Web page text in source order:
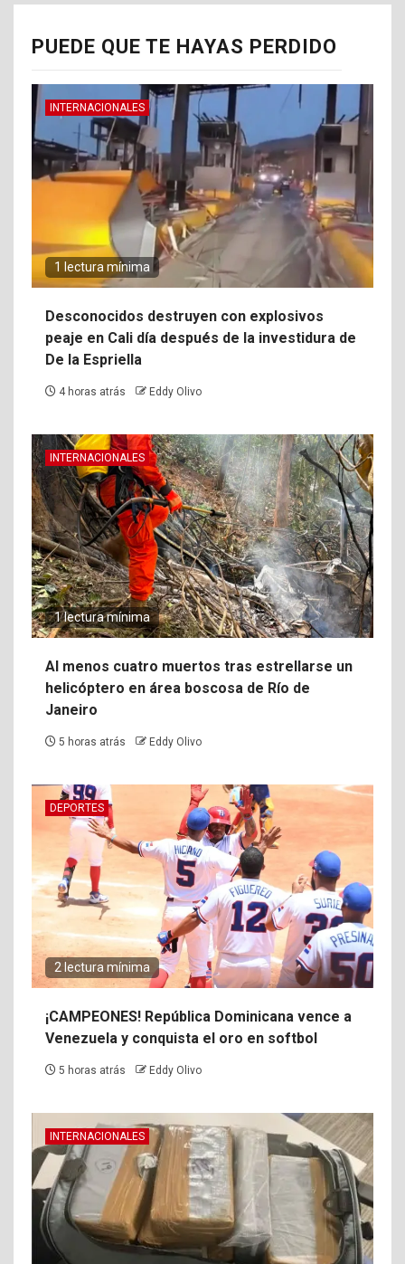
PUEDE QUE TE HAYAS PERDIDO
INTERNACIONALES
1 lectura mínima
Desconocidos destruyen con explosivos
peaje en Cali día después de la investidura de
De la Espriella
4 horas atrás Eddy Olivo
INTERNACIONALES
1 lectura mínima
Al menos cuatro muertos tras estrellarse un
helicóptero en área boscosa de Río de
Janeiro
5 horas atrás Eddy Olivo
DEPORTES
2 lectura mínima
¡CAMPEONES! República Dominicana vence a
Venezuela y conquista el oro en softbol
5 horas atrás Eddy Olivo
INTERNACIONALES